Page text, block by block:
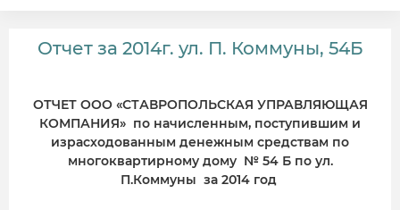
Отчет за 2014г. ул. П. Коммуны, 54Б
ОТЧЕТ ООО «СТАВРОПОЛЬСКАЯ УПРАВЛЯЮЩАЯ
КОМПАНИЯ» по начисленным, поступившим и
израсходованным денежным средствам по
многоквартирному дому № 54 Б по ул.
П.Коммуны за 2014 год